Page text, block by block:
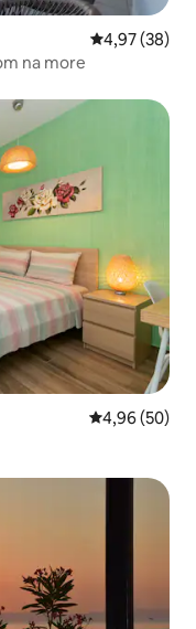
Prosječna
4,97 (38)
na more
Prosječna
4,96 (50)